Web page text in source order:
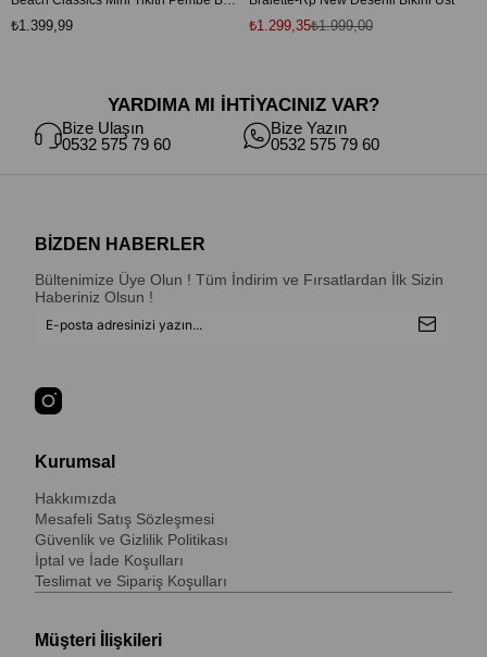
₺1.399,99 ₺1.299,35₺1.999,00
YARDIMA MI İHTİYACINIZ VAR?
Bize Ulaşın
0532 575 79 60
Bize Yazın
0532 575 79 60
BİZDEN HABERLER
Bültenimize Üye Olun ! Tüm İndirim ve Fırsatlardan İlk Sizin
Haberiniz Olsun !
Kurumsal
Hakkımızda
Mesafeli Satış Sözleşmesi
Güvenlik ve Gizlilik Politikası
İptal ve İade Koşulları
Teslimat ve Sipariş Koşulları
Müşteri İlişkileri